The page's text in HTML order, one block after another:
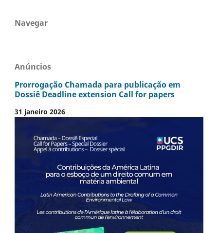
Navegar
Anúncios
Prorrogação Chamada para publicação em
Dossiê Deadline extension Call for papers
31 janeiro 2026